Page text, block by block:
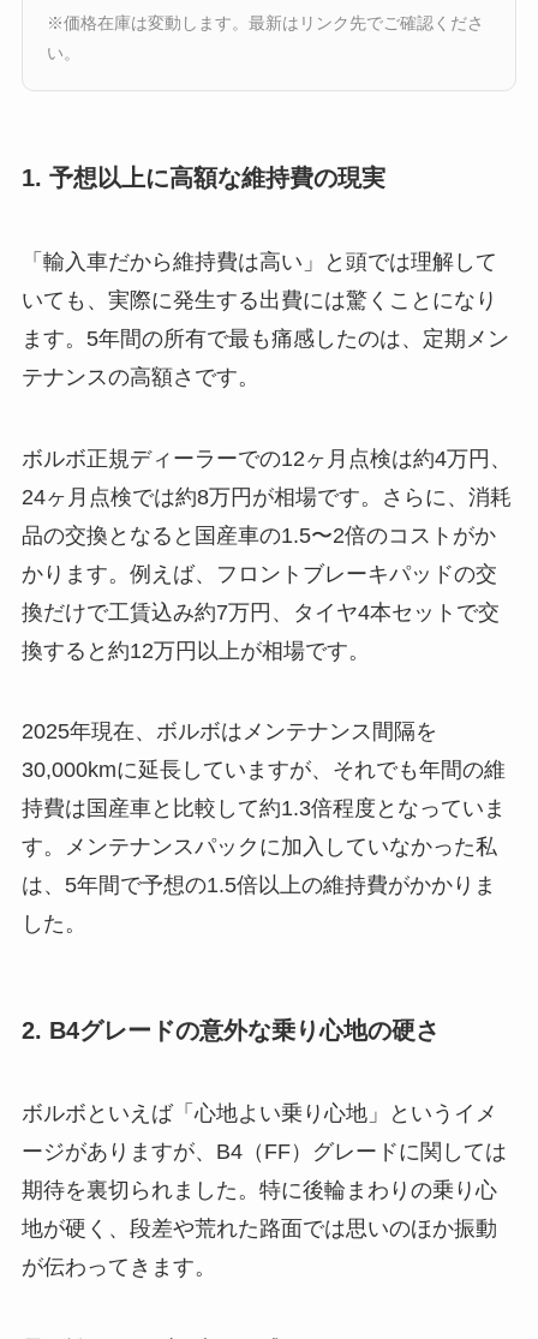
※価格在庫は変動します。最新はリンク先でご確認くださ
い。
1. 予想以上に高額な維持費の現実
「輸入車だから維持費は高い」と頭では理解して
いても、実際に発生する出費には驚くことになり
ます。5年間の所有で最も痛感したのは、定期メン
テナンスの高額さです。
ボルボ正規ディーラーでの12ヶ月点検は約4万円、
24ヶ月点検では約8万円が相場です。さらに、消耗
品の交換となると国産車の1.5〜2倍のコストがか
かります。例えば、フロントブレーキパッドの交
換だけで工賃込み約7万円、タイヤ4本セットで交
換すると約12万円以上が相場です。
2025年現在、ボルボはメンテナンス間隔を
30,000kmに延長していますが、それでも年間の維
持費は国産車と比較して約1.3倍程度となっていま
す。メンテナンスパックに加入していなかった私
は、5年間で予想の1.5倍以上の維持費がかかりま
した。
2. B4グレードの意外な乗り心地の硬さ
ボルボといえば「心地よい乗り心地」というイメ
ージがありますが、B4（FF）グレードに関しては
期待を裏切られました。特に後輪まわりの乗り心
地が硬く、段差や荒れた路面では思いのほか振動
が伝わってきます。